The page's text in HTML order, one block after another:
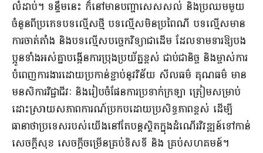
លំដាប់។ ទន្ទឹមនេះ ក៏នៅមានបញ្ហាសេសសល់ និងប្រឈមមួយ
ចំនួនពីប្រភេទបទល្មើសថ្មី បទល្មើសមិនប្រពៃណី បទល្មើសមាន
ការចាត់តាំង និងបទល្មើសបច្ចេកវិទ្យាជាដើម ដែលទាមទារឱ្យបង
ប្អូនទាំងអស់គ្នាបង្កើនការប្រុងប្រយ័ត្នខ្ពស់ ជាប់ជានិច្ច និងម្ចាស់ការ
បំពេញការងារដោយប្រកាន់ខ្ជាប់នូវវិន័យ សីលធម៌ គុណធម៌ មាន
មនសិការវិជ្ជាជីវៈ និងរៀបចំផែនការប្រទាក់ក្រឡា ត្រៀមសម្រាប់
ដោះស្រាយសភាពការណ៍ប្រកបដោយប្រសិទ្ធភាពខ្ពស់ ដើម្បី
ធានាថាប្រទេសរបស់យើងនៅតែបន្តស្ថិតក្នុងដំណើរវិវឌ្ឍន៍ទៅកាន់
សេចក្តីសុខ សេចក្តីចម្រើនគ្រប់ទិសទី និង គ្រប់សហគមន៍។